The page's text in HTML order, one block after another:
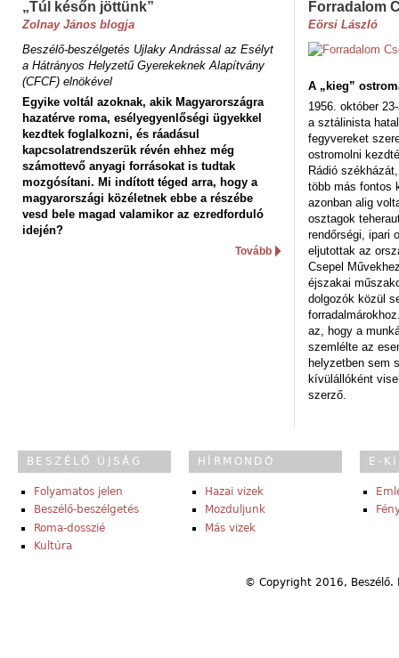
„Túl későn jöttünk”
Zolnay János blogja
Beszélő-beszélgetés Ujlaky Andrással az Esélyt
a Hátrányos Helyzetű Gyerekeknek Alapítvány
(CFCF) elnökével
Egyike voltál azoknak, akik Magyarországra
hazatérve roma, esélyegyenlőségi ügyekkel
kezdtek foglalkozni, és ráadásul
kapcsolatrendszerük révén ehhez még
számottevő anyagi forrásokat is tudtak
mozgósítani. Mi indított téged arra, hogy a
magyarországi közéletnek ebbe a részébe
vesd bele magad valamikor az ezredforduló
idején?
Tovább
Forradalom
Eörsi László
A „kieg”
1956. október
a sztálinista
fegyvereket
ostromolni
Rádió
több más fontos
azonban alig
osztagok
rendőrségi, ipari
eljutottak az
Csepel
éjszakai
dolgozók közül
az, hogy a
szemlélte az
helyzetben sem
kívülállóként
szerző.
BESZÉLŐ ÚJSÁG
Folyamatos jelen
Beszélő-beszélgetés
Roma-dosszié
Kultúra
HÍRMONDÓ
Hazai vizek
Mozduljunk
Más vizek
E-
© Copyright 2016,